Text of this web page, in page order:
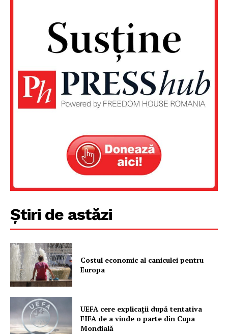
Un proiect
FREEDOM HOUSE ROMÂNIA
PRESShub
Despre noi / Echipa
Proiecte editoriale
Rețea
Știri de astăzi
Costul economic al caniculei pentru
Europa
UEFA cere explicații după tentativa
FIFA de a vinde o parte din Cupa
Mondială